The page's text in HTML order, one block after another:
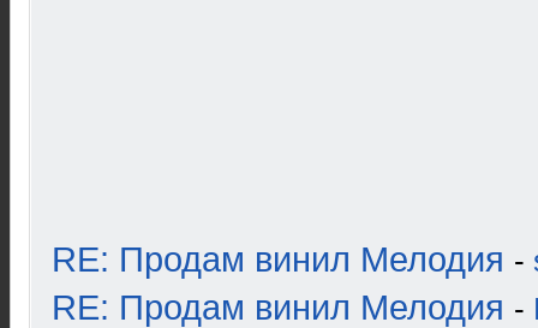
RE: Продам винил Мелодия -
RE: Продам винил Мелодия -